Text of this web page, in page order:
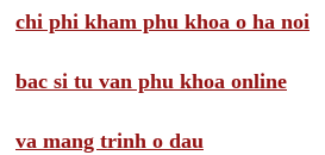
chi phi kham phu khoa o ha noi
bac si tu van phu khoa online
va mang trinh o dau